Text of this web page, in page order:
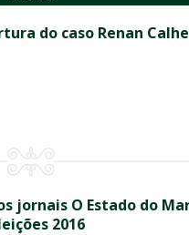
do caso Renan
jornais O Estado do
2016